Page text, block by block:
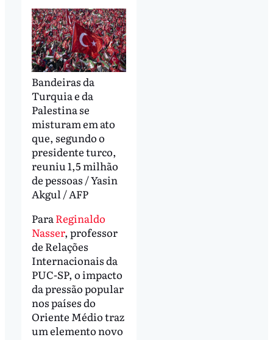
Bandeiras da
Turquia e da
Palestina se
misturam em ato
que, segundo o
presidente turco,
reuniu 1,5 milhão
de pessoas / Yasin
Akgul / AFP
Para Reginaldo
Nasser, professor
de Relações
Internacionais da
PUC-SP, o impacto
da pressão popular
nos países do
Oriente Médio traz
um elemento novo